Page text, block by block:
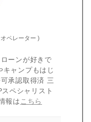
ペレーター )
ーンが好きで
ャンプもはじ
承認取得済 三
ペシャリスト
報は こちら